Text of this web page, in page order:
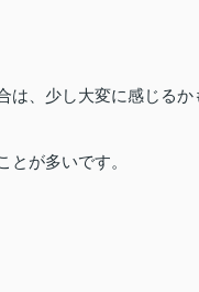
、少し大変に感じるか
が多いです。